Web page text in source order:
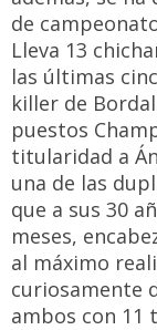
de
Lleva 13
las últimas
killer de
puestos
titularidad a
una de las
que a sus 30
meses,
al máximo
curiosamente
ambos con 11